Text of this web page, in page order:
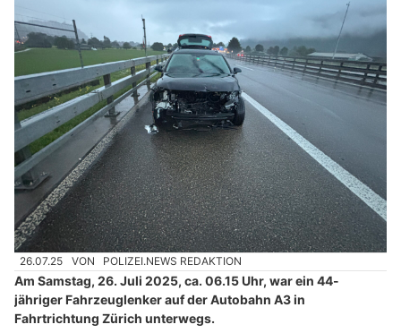
26.07.25 VON POLIZEI.NEWS REDAKTION
Am Samstag, 26. Juli 2025, ca. 06.15 Uhr, war ein 44-
jähriger Fahrzeuglenker auf der Autobahn A3 in
Fahrtrichtung Zürich unterwegs.